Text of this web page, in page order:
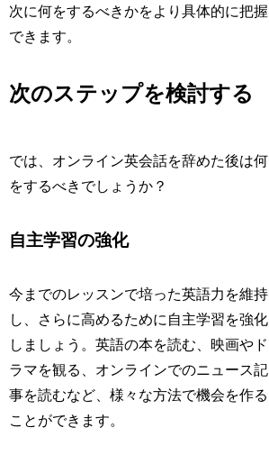
次に何をするべきかをより具体的に把握
できます。
次のステップを検討する
では、オンライン英会話を辞めた後は何
をするべきでしょうか？
自主学習の強化
今までのレッスンで培った英語力を維持
し、さらに高めるために自主学習を強化
しましょう。英語の本を読む、映画やド
ラマを観る、オンラインでのニュース記
事を読むなど、様々な方法で機会を作る
ことができます。